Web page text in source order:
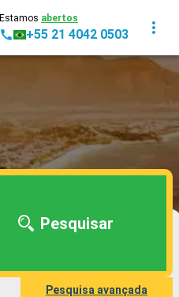
Estamos abertos
+55 21 4042 0503
Pesquisar
Pesquisa avançada